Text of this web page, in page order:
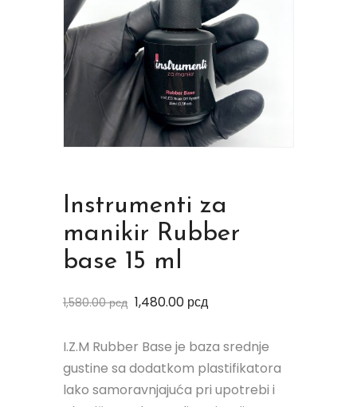
Instrumenti za
manikir Rubber
base 15 ml
1,580.00рсд 1,480.00 рсд
I.Z.M Rubber Base je baza srednje
gustine sa dodatkom plastifikatora
lako samoravnjajuća pri upotrebi i